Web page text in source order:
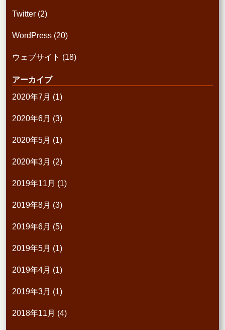
Twitter (2)
WordPress (20)
ウェブサイト (18)
アーカイブ
2020年7月 (1)
2020年6月 (3)
2020年5月 (1)
2020年3月 (2)
2019年11月 (1)
2019年8月 (3)
2019年6月 (5)
2019年5月 (1)
2019年4月 (1)
2019年3月 (1)
2018年11月 (4)